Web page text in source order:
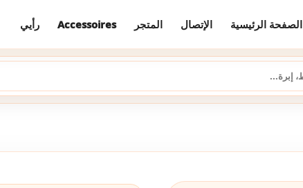
الصفحة الرئيسية الإتصال المتجر Accessoires رأيي